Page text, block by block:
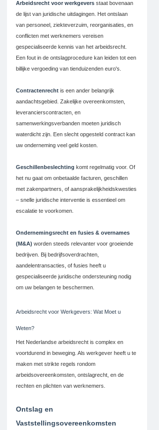
Arbeidsrecht voor werkgevers staat bovenaan
de lijst van juridische uitdagingen. Het ontslaan
van personeel, ziekteverzuim, reorganisaties, en
conflicten met werknemers vereisen
gespecialiseerde kennis van het arbeidsrecht.
Een fout in de ontslagprocedure kan leiden tot een
billijke vergoeding van tienduizenden euro's.
Contractenrecht is een ander belangrijk
aandachtsgebied. Zakelijke overeenkomsten,
leverancierscontracten, en
samenwerkingsverbanden moeten juridisch
waterdicht zijn. Een slecht opgesteld contract kan
uw onderneming veel geld kosten.
Geschillenbeslechting komt regelmatig voor. Of
het nu gaat om onbetaalde facturen, geschillen
met zakenpartners, of aansprakelijkheidskwesties
– snelle juridische interventie is essentieel om
escalatie te voorkomen.
Ondernemingsrecht en fusies & overnames
(M&A) worden steeds relevanter voor groeiende
bedrijven. Bij bedrijfsoverdrachten,
aandelentransacties, of fusies heeft u
gespecialiseerde juridische ondersteuning nodig
om uw belangen te beschermen.
Arbeidsrecht voor Werkgevers: Wat Moet u
Weten?
Het Nederlandse arbeidsrecht is complex en
voortdurend in beweging. Als werkgever heeft u te
maken met strikte regels rondom
arbeidsovereenkomsten, ontslagrecht, en de
rechten en plichten van werknemers.
Ontslag en
Vaststellingsovereenkomsten